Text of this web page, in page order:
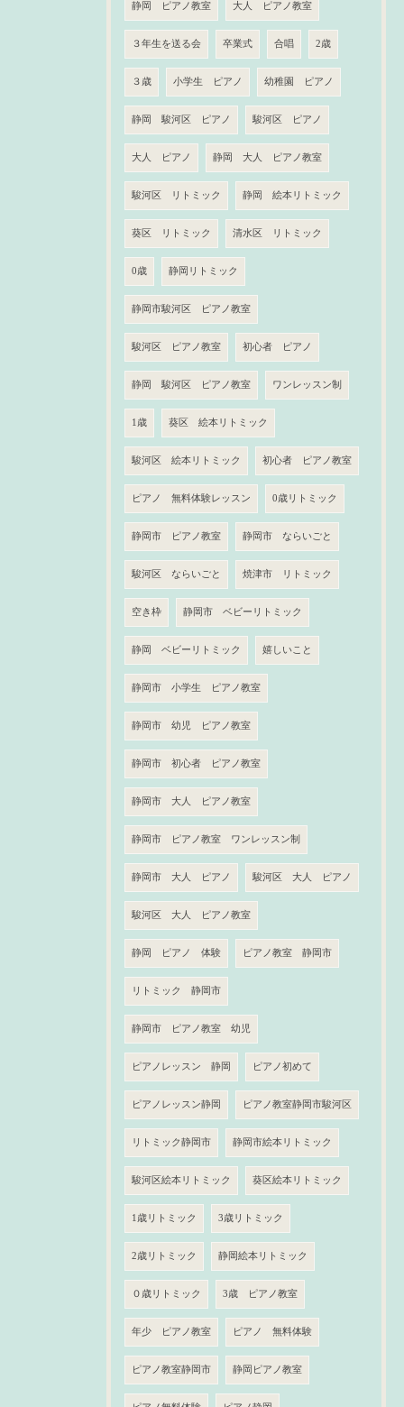
静岡 ピアノ教室 大人 ピアノ教室
３年生を送る会 卒業式 合唱 2歳
３歳 小学生 ピアノ 幼稚園 ピアノ
静岡 駿河区 ピアノ 駿河区 ピアノ
大人 ピアノ 静岡 大人 ピアノ教室
駿河区 リトミック 静岡 絵本リトミック
葵区 リトミック 清水区 リトミック
0歳 静岡リトミック
静岡市駿河区 ピアノ教室
駿河区 ピアノ教室 初心者 ピアノ
静岡 駿河区 ピアノ教室 ワンレッスン制
1歳 葵区 絵本リトミック
駿河区 絵本リトミック 初心者 ピアノ教室
ピアノ 無料体験レッスン 0歳リトミック
静岡市 ピアノ教室 静岡市 ならいごと
駿河区 ならいごと 焼津市 リトミック
空き枠 静岡市 ベビーリトミック
静岡 ベビーリトミック 嬉しいこと
静岡市 小学生 ピアノ教室
静岡市 幼児 ピアノ教室
静岡市 初心者 ピアノ教室
静岡市 大人 ピアノ教室
静岡市 ピアノ教室 ワンレッスン制
静岡市 大人 ピアノ 駿河区 大人 ピアノ
駿河区 大人 ピアノ教室
静岡 ピアノ 体験 ピアノ教室 静岡市
リトミック 静岡市
静岡市 ピアノ教室 幼児
ピアノレッスン 静岡 ピアノ初めて
ピアノレッスン静岡 ピアノ教室静岡市駿河区
リトミック静岡市 静岡市絵本リトミック
駿河区絵本リトミック 葵区絵本リトミック
1歳リトミック 3歳リトミック
2歳リトミック 静岡絵本リトミック
０歳リトミック 3歳 ピアノ教室
年少 ピアノ教室 ピアノ 無料体験
ピアノ教室静岡市 静岡ピアノ教室